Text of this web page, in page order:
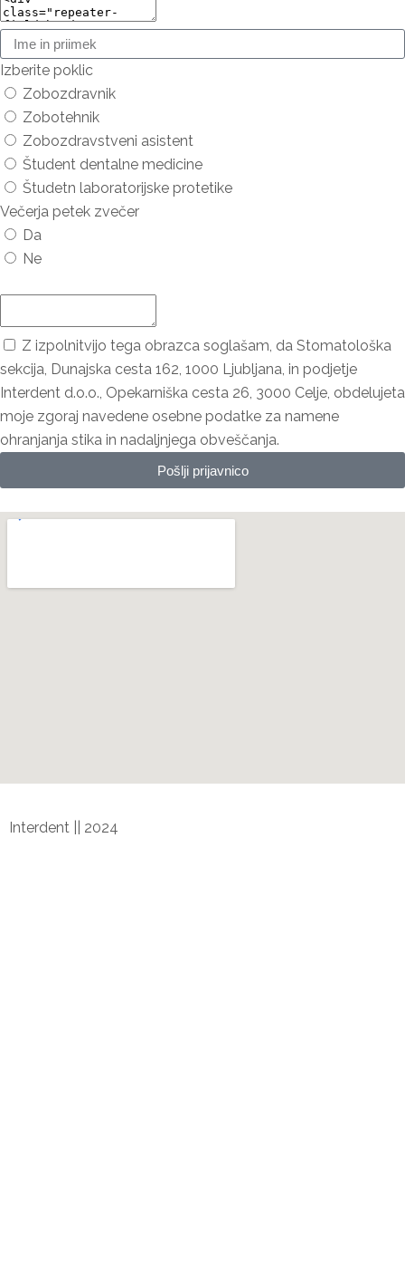
Izberite poklic
Zobozdravnik
Zobotehnik
Zobozdravstveni asistent
Študent dentalne medicine
Študetn laboratorijske protetike
Večerja petek zvečer
Da
Ne
Z izpolnitvijo tega obrazca soglašam, da Stomatološka
sekcija, Dunajska cesta 162, 1000 Ljubljana, in podjetje
Interdent d.o.o., Opekarniška cesta 26, 3000 Celje, obdelujeta
moje zgoraj navedene osebne podatke za namene
ohranjanja stika in nadaljnjega obveščanja.
Pošlji prijavnico
Interdent || 2024